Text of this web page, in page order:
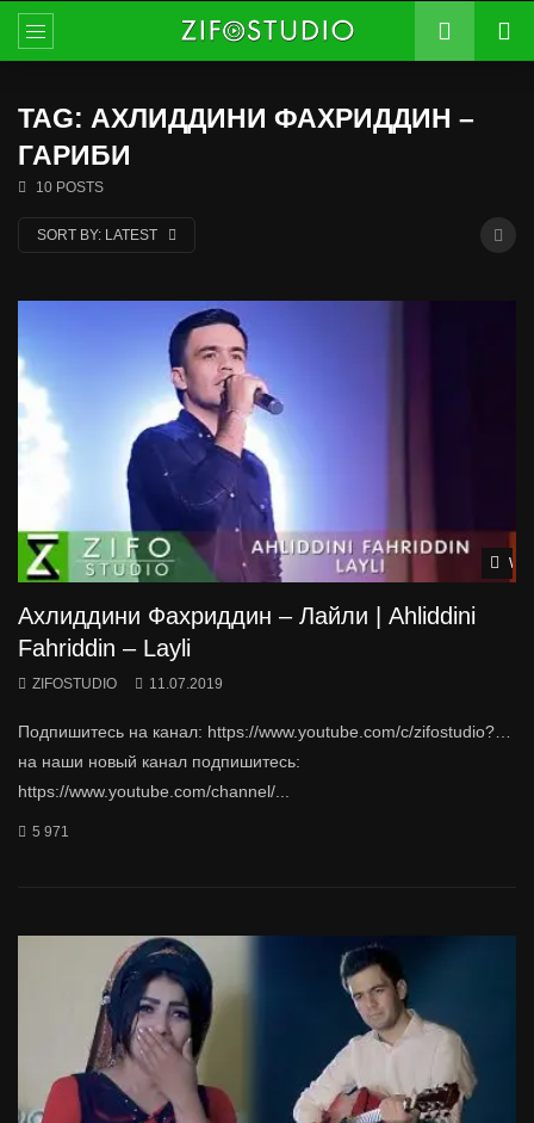
TAG: АХЛИДДИНИ ФАХРИДДИН –
ГАРИБИ
10 POSTS
SORT BY: LATEST
Ахлиддини Фахриддин – Лайли | Ahliddini
Fahriddin – Layli
ZIFOSTUDIO 11.07.2019
Подпишитесь на канал: https://www.youtube.com/c/zifostudio?…
на наши новый канал подпишитесь:
https://www.youtube.com/channel/...
5 971